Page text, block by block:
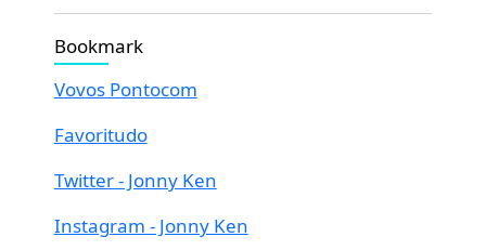
Bookmark
Vovos Pontocom
Favoritudo
Twitter - Jonny Ken
Instagram - Jonny Ken